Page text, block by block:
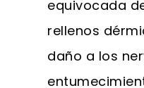
equivocada
rellenos
daño a los